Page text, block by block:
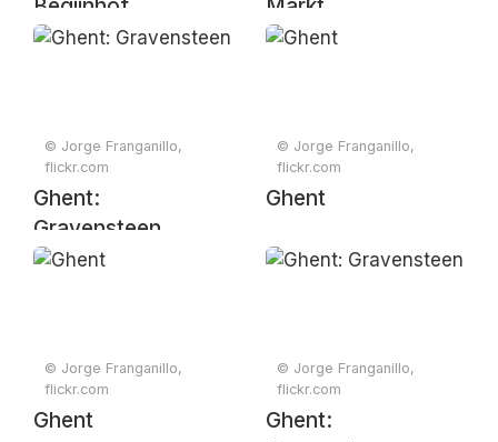
Begijnhof Markt
© Jorge Franganillo,
flickr.com
Ghent:
Gravensteen
© Jorge Franganillo,
flickr.com
Ghent
© Jorge Franganillo,
flickr.com
Ghent
© Jorge Franganillo,
flickr.com
Ghent: